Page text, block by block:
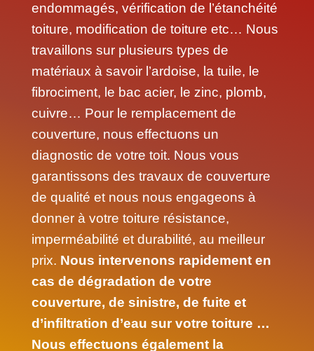
endommagés, vérification de l’étanchéité
toiture, modification de toiture etc… Nous
travaillons sur plusieurs types de
matériaux à savoir l’ardoise, la tuile, le
fibrociment, le bac acier, le zinc, plomb,
cuivre… Pour le remplacement de
couverture, nous effectuons un
diagnostic de votre toit. Nous vous
garantissons des travaux de couverture
de qualité et nous nous engageons à
donner à votre toiture résistance,
imperméabilité et durabilité, au meilleur
prix. Nous intervenons rapidement en
cas de dégradation de votre
couverture, de sinistre, de fuite et
d’infiltration d’eau sur votre toiture …
Nous effectuons également la